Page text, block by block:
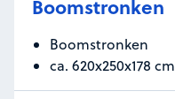
Boomstronken
Boomstronken
ca. 620x250x178 cm